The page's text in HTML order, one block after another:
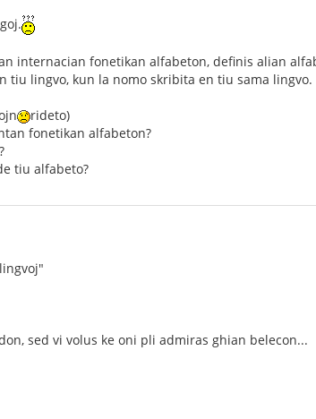
internacian fonetikan alfabeton, definis alian
tiu lingvo, kun la nomo skribita en tiu sama lingvo.
rideto)
fonetikan alfabeton?
tiu alfabeto?
lingvoj"
sed vi volus ke oni pli admiras ghian belecon...